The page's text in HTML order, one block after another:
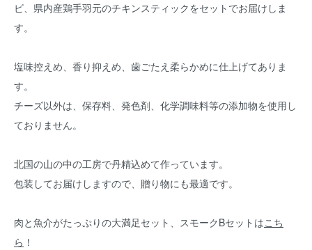
ビ、県内産鶏手羽元のチキンスティックをセットでお届けしま
す。
塩味控えめ、香り抑えめ、歯ごたえ柔らかめに仕上げてありま
す。
チーズ以外は、保存料、発色剤、化学調味料等の添加物を使用し
ておりません。
北国の山の中の工房で丹精込めて作っています。
包装してお届けしますので、贈り物にも最適です。
肉と魚介がたっぷりの大満足セット、スモークBセットはこち
ら ！